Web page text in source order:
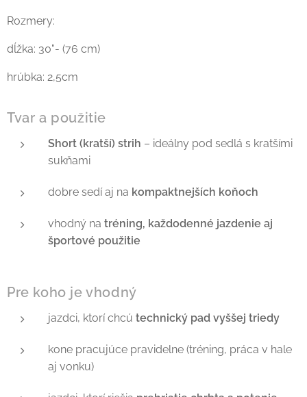
Rozmery:
dĺžka: 30"- (76 cm)
hrúbka: 2,5cm
Tvar a použitie
Short (kratší) strih – ideálny pod sedlá s kratšími
sukňami
dobre sedí aj na kompaktnejších koňoch
vhodný na tréning, každodenné jazdenie aj
športové použitie
Pre koho je vhodný
jazdci, ktorí chcú technický pad vyššej triedy
kone pracujúce pravidelne (tréning, práca v hale
aj vonku)